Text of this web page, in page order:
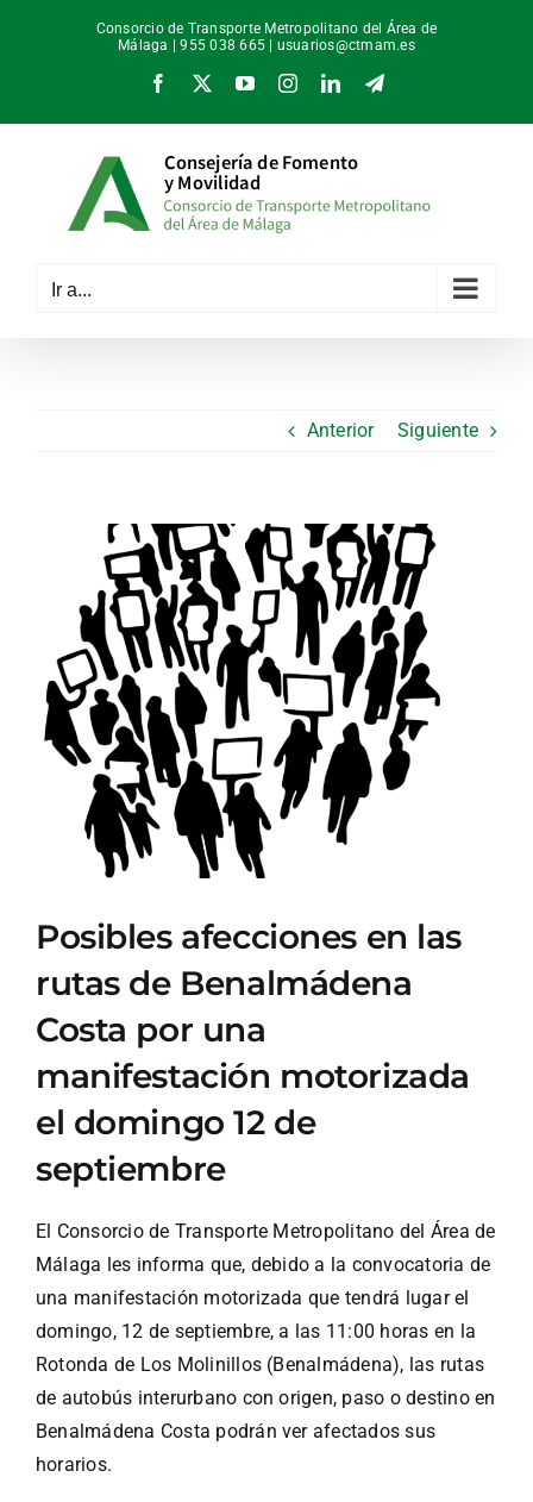
Consorcio de Transporte Metropolitano del Área de
Málaga | 955 038 665 | usuarios@ctmam.es
Facebook
X YouTubeInstagramLinkedInTelegram
Ir a...
Anterior Siguiente
grande
Posibles afecciones en las
rutas de Benalmádena
Costa por una
manifestación motorizada
el domingo 12 de
septiembre
El Consorcio de Transporte Metropolitano del Área de
Málaga les informa que, debido a la convocatoria de
una manifestación motorizada que tendrá lugar el
domingo, 12 de septiembre, a las 11:00 horas en la
Rotonda de Los Molinillos (Benalmádena), las rutas
de autobús interurbano con origen, paso o destino en
Benalmádena Costa podrán ver afectados sus
horarios.